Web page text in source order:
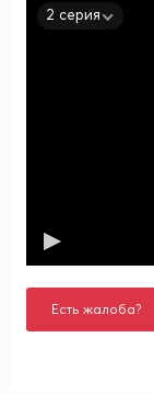
2 серия
Есть жалоба?